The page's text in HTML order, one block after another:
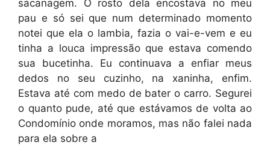
sacanagem. O rosto dela encostava no meu
pau e só sei que num determinado momento
notei que ela o lambia, fazia o vai-e-vem e eu
tinha a louca impressão que estava comendo
sua bucetinha. Eu continuava a enfiar meus
dedos no seu cuzinho, na xaninha, enfim.
Estava até com medo de bater o carro. Segurei
o quanto pude, até que estávamos de volta ao
Condomínio onde moramos, mas não falei nada
para ela sobre a